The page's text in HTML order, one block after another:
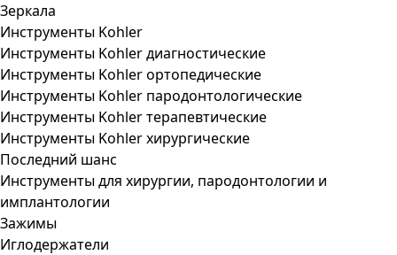
Зеркала
Инструменты Kohler
Инструменты Kohler диагностические
Инструменты Kohler ортопедические
Инструменты Kohler пародонтологические
Инструменты Kohler терапевтические
Инструменты Kohler хирургические
Последний шанс
Инструменты для хирургии, пародонтологии и
имплантологии
Зажимы
Иглодержатели